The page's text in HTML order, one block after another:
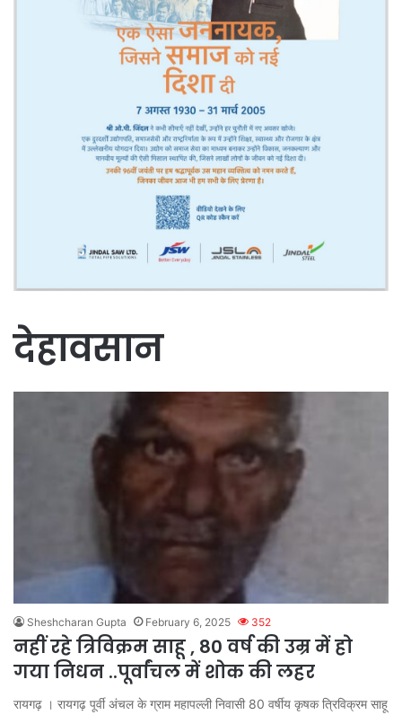
देहावसान
Sheshcharan Gupta February 6, 2025 352
नहीं रहे त्रिविक्रम साहू , 80 वर्ष की उम्र में हो
गया निधन ..पूर्वांचल में शोक की लहर
रायगढ़ । रायगढ़ पूर्वी अंचल के ग्राम महापल्ली निवासी 80 वर्षीय कृषक त्रिविक्रम साहू